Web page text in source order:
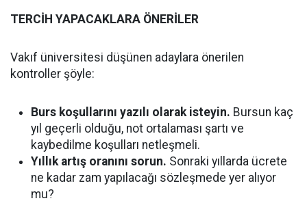
TERCİH YAPACAKLARA ÖNERİLER
Vakıf üniversitesi düşünen adaylara önerilen
kontroller şöyle:
Burs koşullarını yazılı olarak isteyin. Bursun kaç
yıl geçerli olduğu, not ortalaması şartı ve
kaybedilme koşulları netleşmeli.
Yıllık artış oranını sorun. Sonraki yıllarda ücrete
ne kadar zam yapılacağı sözleşmede yer alıyor
mu?